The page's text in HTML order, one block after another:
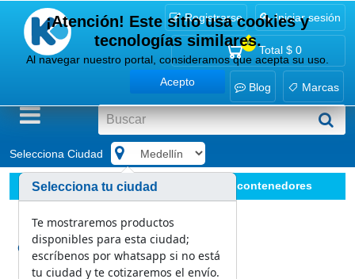
Registrarse Iniciar sesión
0
Total $ 0
Blog Marcas
Selecciona Ciudad
Manejo de residuos
Papeleras y contenedores
Papelera Vaiven Plana 35L Negro-No Aprovechable
Categoría:
Papeleras y Contenedores
¡Atención! Este sitio usa cookies y
tecnologías similares.
Al navegar nuestro portal, consideramos que acepta su uso.
Acepto
Selecciona tu ciudad
Te mostraremos productos
disponibles para esta ciudad;
escríbenos por whatsapp si no está
tu ciudad y te cotizaremos el envío.